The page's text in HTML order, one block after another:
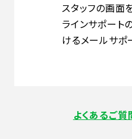
スタッフの画面
ラインサポート
けるメールサポ
よくあるご